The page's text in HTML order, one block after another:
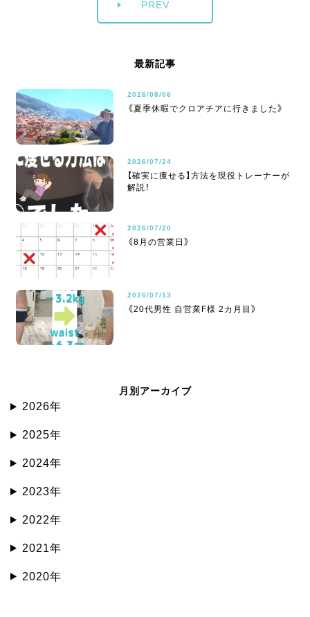
PREV
最新記事
2026/08/06
《夏季休暇でクロアチアに行きました》
2026/07/24
【確実に痩せる】方法を現役トレーナーが
解説！
2026/07/20
《8月の営業日》
2026/07/13
《20代男性 自営業F様 2カ月目》
月別アーカイブ
2026年
2025年
2024年
2023年
2022年
2021年
2020年